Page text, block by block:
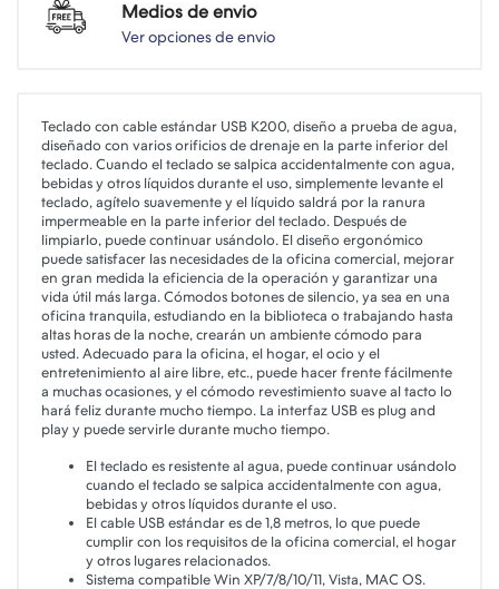
Medios de envio
Ver opciones de envio
Teclado con cable estándar USB K200, diseño a prueba de agua,
diseñado con varios orificios de drenaje en la parte inferior del
teclado. Cuando el teclado se salpica accidentalmente con agua,
bebidas y otros líquidos durante el uso, simplemente levante el
teclado, agítelo suavemente y el líquido saldrá por la ranura
impermeable en la parte inferior del teclado. Después de
limpiarlo, puede continuar usándolo. El diseño ergonómico
puede satisfacer las necesidades de la oficina comercial, mejorar
en gran medida la eficiencia de la operación y garantizar una
vida útil más larga. Cómodos botones de silencio, ya sea en una
oficina tranquila, estudiando en la biblioteca o trabajando hasta
altas horas de la noche, crearán un ambiente cómodo para
usted. Adecuado para la oficina, el hogar, el ocio y el
entretenimiento al aire libre, etc., puede hacer frente fácilmente
a muchas ocasiones, y el cómodo revestimiento suave al tacto lo
hará feliz durante mucho tiempo. La interfaz USB es plug and
play y puede servirle durante mucho tiempo.
El teclado es resistente al agua, puede continuar usándolo
cuando el teclado se salpica accidentalmente con agua,
bebidas y otros líquidos durante el uso.
El cable USB estándar es de 1,8 metros, lo que puede
cumplir con los requisitos de la oficina comercial, el hogar
y otros lugares relacionados.
Sistema compatible Win XP/7/8/10/11, Vista, MAC OS.